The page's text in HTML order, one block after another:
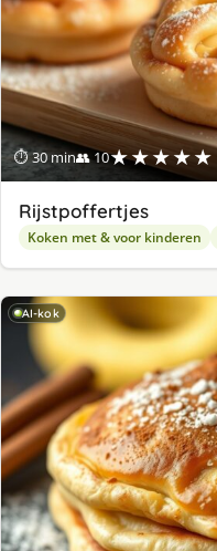
⏱ 30 min👥 10★★★★★
Rijstpoffertjes
Koken met & voor kinderen
AI-kok